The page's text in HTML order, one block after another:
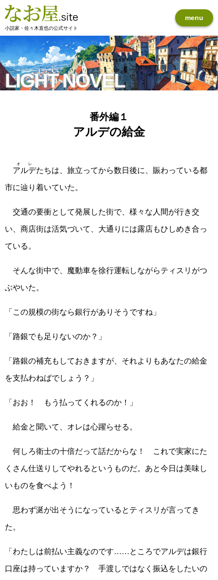
小説家・佐々木直也の公式サイト
menu
LIGHT NOVEL
番外編１
アルデの給金
アルデ
オレ
たちは、旅立ってから数日後に、賑わっている都
市に辿り着いていた。
交通の要衝として発展した街で、様々な人間が行き交
い、商店街は活気づいて、大通りには露店もひしめき合っ
ている。
そんな街中で、魔動車を徐行運転しながらティスリがつ
ぶやいた。
「この規模の街なら銀行がありそうですね」
「路銀でも足りないのか？」
「路銀の補充もしておきますが、それよりもあなたの給金
を支払わねばでしょう？」
「おお！ もう払ってくれるのか！」
給金と聞いて、オレは心躍らせる。
何しろ衛士の十倍だって話だからな！ これで実家にた
くさん仕送りしてやれるというものだ。あと今日は美味し
いものを食べよう！
思わず涎が出そうになっているとティスリが言ってき
た。
「わたしは前払い主義なのです……ところでアルデは銀行
口座は持っていますか？ 手渡しではなく振込をしたいの